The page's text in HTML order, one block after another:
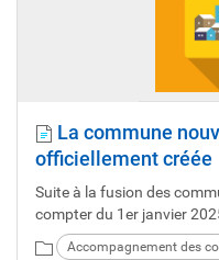
La commune
officiellement créée
Suite à la fusion des
compter du 1er janvier
Accompagnement des